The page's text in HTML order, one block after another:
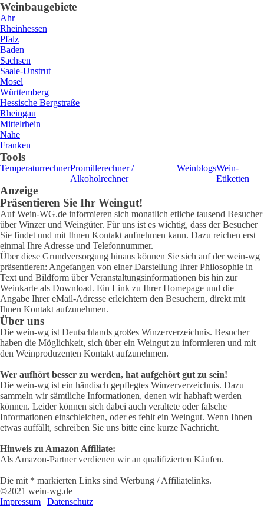
Weinbaugebiete
Ahr
Rheinhessen
Pfalz
Baden
Sachsen
Saale-Unstrut
Mosel
Württemberg
Hessische Bergstraße
Rheingau
Mittelrhein
Nahe
Franken
Tools
TemperaturrechnerPromillerechner /
Alkoholrechner
WeinblogsWein-
Etiketten
Anzeige
Präsentieren Sie Ihr Weingut!
Auf Wein-WG.de informieren sich monatlich etliche tausend Besucher
über Winzer und Weingüter. Für uns ist es wichtig, dass der Besucher
Sie findet und mit Ihnen Kontakt aufnehmen kann. Dazu reichen erst
einmal Ihre Adresse und Telefonnummer.
Über diese Grundversorgung hinaus können Sie sich auf der wein-wg
präsentieren: Angefangen von einer Darstellung Ihrer Philosophie in
Text und Bildform über Veranstaltungsinformationen bis hin zur
Weinkarte als Download. Ein Link zu Ihrer Homepage und die
Angabe Ihrer eMail-Adresse erleichtern den Besuchern, direkt mit
Ihnen Kontakt aufzunehmen.
Über uns
Die wein-wg ist Deutschlands großes Winzerverzeichnis. Besucher
haben die Möglichkeit, sich über ein Weingut zu informieren und mit
den Weinproduzenten Kontakt aufzunehmen.
Wer aufhört besser zu werden, hat aufgehört gut zu sein!
Die wein-wg ist ein händisch gepflegtes Winzerverzeichnis. Dazu
sammeln wir sämtliche Informationen, denen wir habhaft werden
können. Leider können sich dabei auch veraltete oder falsche
Informationen einschleichen, oder es fehlt ein Weingut. Wenn Ihnen
etwas auffällt, schreiben Sie uns bitte eine kurze Nachricht.
Hinweis zu Amazon Affiliate:
Als Amazon-Partner verdienen wir an qualifizierten Käufen.
Die mit * markierten Links sind Werbung / Affiliatelinks.
©2021 wein-wg.de
Impressum | Datenschutz